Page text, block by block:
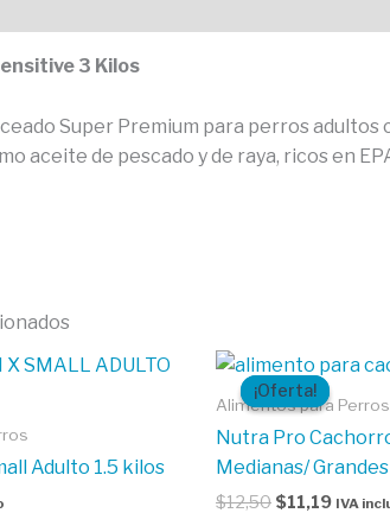
3 Kilos
Super Premium para perros adultos
aceite de pescado y de raya, ricos en
Adulto 1.5 kilos
¡Oferta!
¡Oferta!
Alimentos para Perros
Nutra Pro
Medianas/
$12,50
El
precio
original
$12,50.
$11,19
El
actual
IVA